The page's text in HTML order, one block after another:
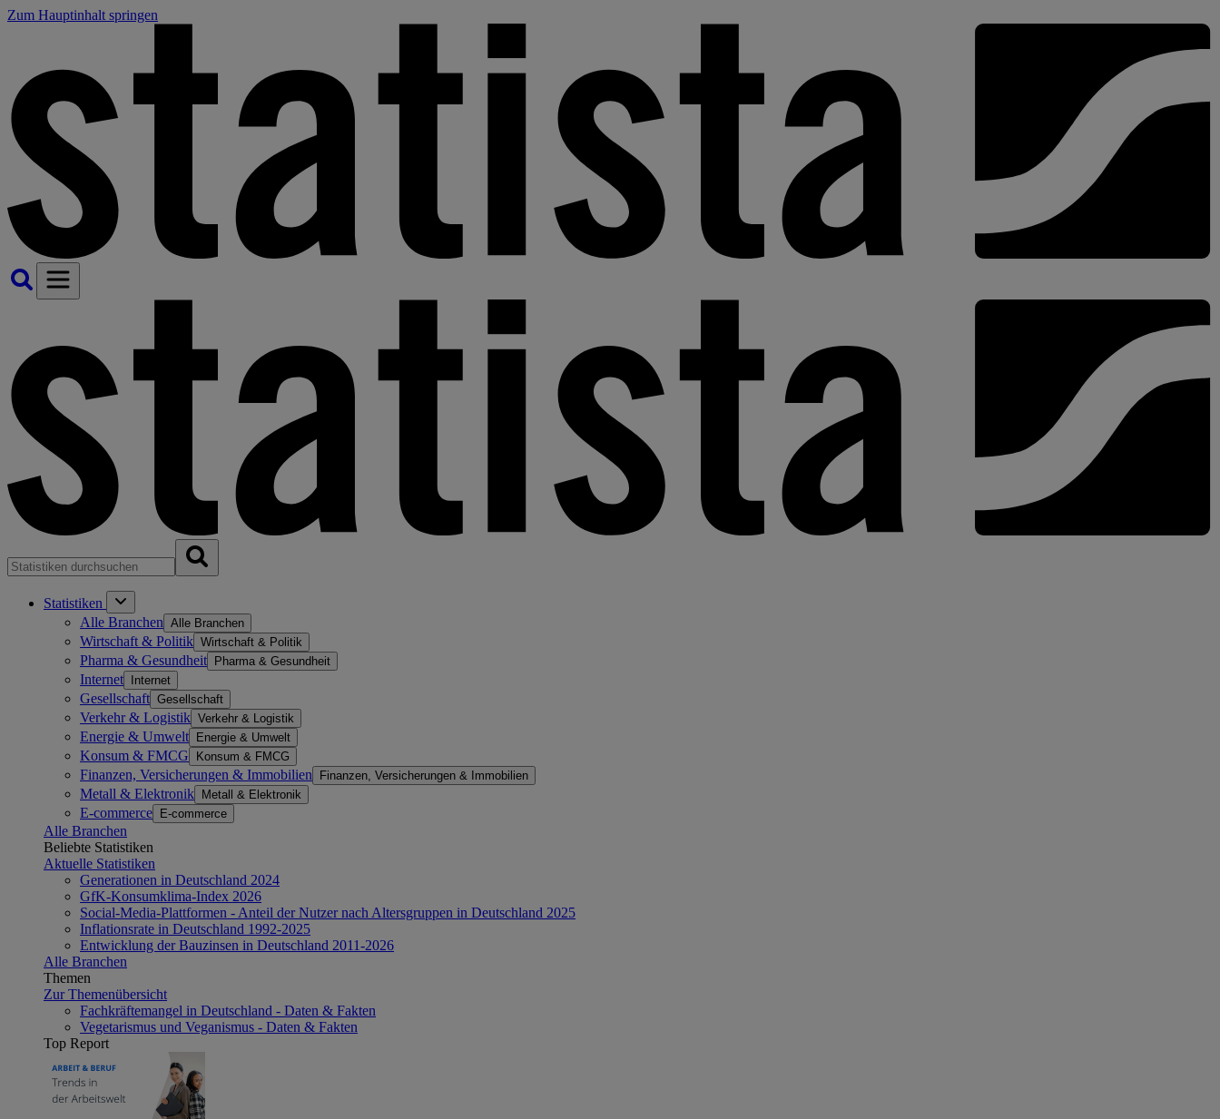
Zum Hauptinhalt springen
Statistiken
Alle Branchen Alle Branchen
Wirtschaft & Politik Wirtschaft & Politik
Pharma & Gesundheit Pharma & Gesundheit
Internet Internet
Gesellschaft Gesellschaft
Verkehr & Logistik Verkehr & Logistik
Energie & Umwelt Energie & Umwelt
Konsum & FMCG Konsum & FMCG
Finanzen, Versicherungen & Immobilien Finanzen, Versicherungen & Immobilien
Metall & Elektronik Metall & Elektronik
E-commerce E-commerce
Alle Branchen
Beliebte Statistiken
Aktuelle Statistiken
Generationen in Deutschland 2024
GfK-Konsumklima-Index 2026
Social-Media-Plattformen - Anteil der Nutzer nach Altersgruppen in Deutschland 2025
Inflationsrate in Deutschland 1992-2025
Entwicklung der Bauzinsen in Deutschland 2011-2026
Alle Branchen
Themen
Zur Themenübersicht
Fachkräftemangel in Deutschland - Daten & Fakten
Vegetarismus und Veganismus - Daten & Fakten
Top Report